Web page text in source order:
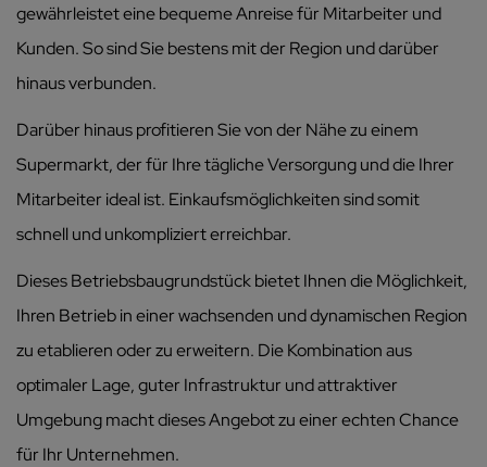
gewährleistet eine bequeme Anreise für Mitarbeiter und
Kunden. So sind Sie bestens mit der Region und darüber
hinaus verbunden.
Darüber hinaus profitieren Sie von der Nähe zu einem
Supermarkt, der für Ihre tägliche Versorgung und die Ihrer
Mitarbeiter ideal ist. Einkaufsmöglichkeiten sind somit
schnell und unkompliziert erreichbar.
Dieses Betriebsbaugrundstück bietet Ihnen die Möglichkeit,
Ihren Betrieb in einer wachsenden und dynamischen Region
zu etablieren oder zu erweitern. Die Kombination aus
optimaler Lage, guter Infrastruktur und attraktiver
Umgebung macht dieses Angebot zu einer echten Chance
für Ihr Unternehmen.